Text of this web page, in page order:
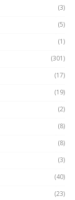
(3)
(5)
(1)
(301)
(17)
(19)
(2)
(8)
(8)
(3)
(40)
(23)